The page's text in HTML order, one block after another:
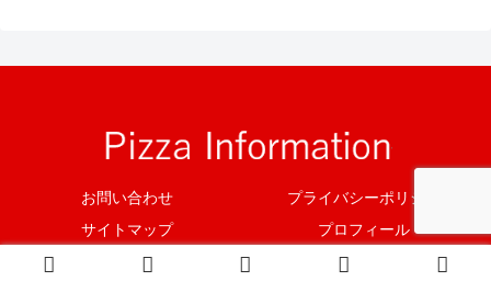
お問い合わせ
プライバシーポリシー
サイトマップ
プロフィール
© 2019 Pizza Information.